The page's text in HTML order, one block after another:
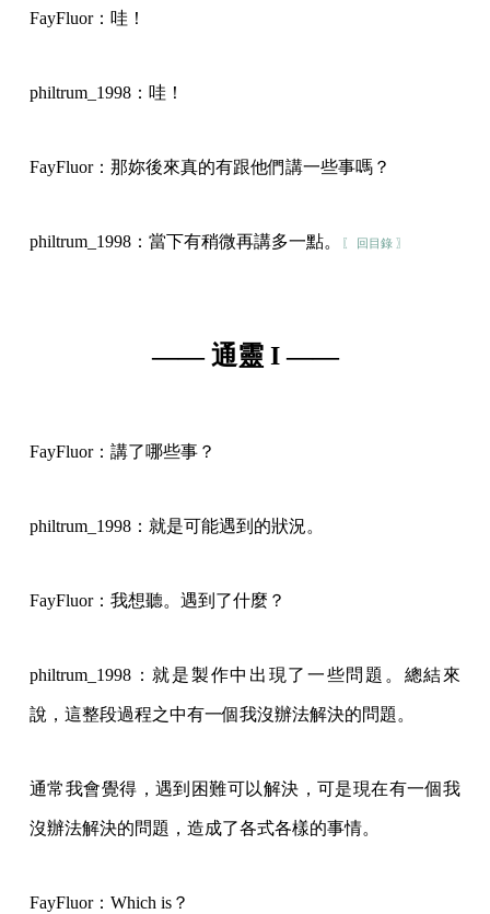
FayFluor：哇！
philtrum_1998：哇！
FayFluor：那妳後來真的有跟他們講一些事嗎？
philtrum_1998：當下有稍微再講多一點。 〖 回目錄 〗
—— 通靈 I ——
FayFluor：講了哪些事？
philtrum_1998：就是可能遇到的狀況。
FayFluor：我想聽。遇到了什麼？
philtrum_1998：就是製作中出現了一些問題。總結來
說，這整段過程之中有一個我沒辦法解決的問題。
通常我會覺得，遇到困難可以解決，可是現在有一個我
沒辦法解決的問題，造成了各式各樣的事情。
FayFluor：Which is？